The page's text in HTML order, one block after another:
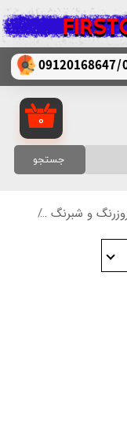
09120168647/
جستجو
۰
و شبرنگ